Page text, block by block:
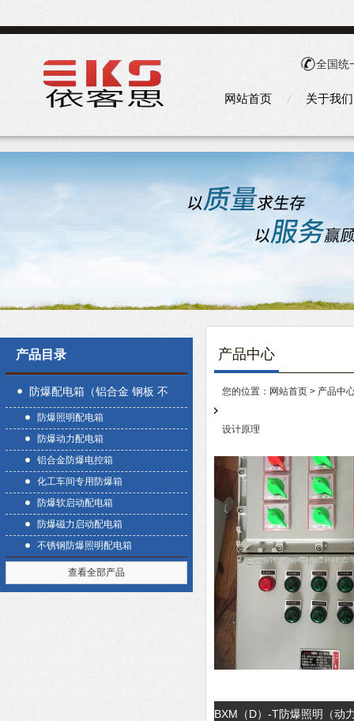
全国统
网站首页 关于我们
产品目录
防爆配电箱（铝合金 钢板 不
锈钢）
防爆照明配电箱
防爆动力配电箱
铝合金防爆电控箱
化工车间专用防爆箱
防爆软启动配电箱
防爆磁力启动配电箱
不锈钢防爆照明配电箱
查看全部产品
产品中心
您的位置： 网站首页 > 产品中
设计原理
BXM（D）-T防爆照明（动